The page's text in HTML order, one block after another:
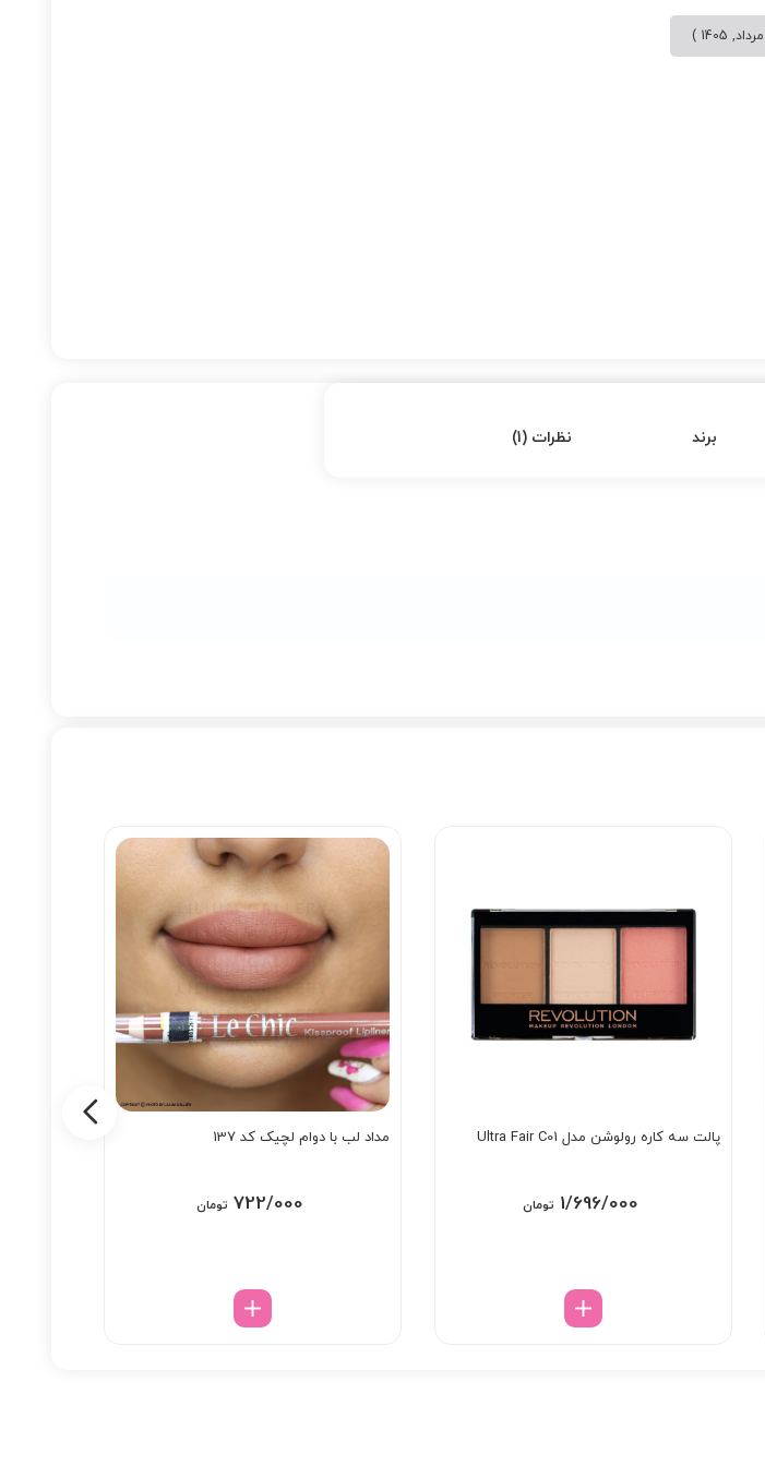
برند نظرات (1)
پالت سه کاره رولوشن مدل Ultra Fair C01
1/696/000 تومان
مداد لب با دوام لچیک کد 137
722/000 تومان